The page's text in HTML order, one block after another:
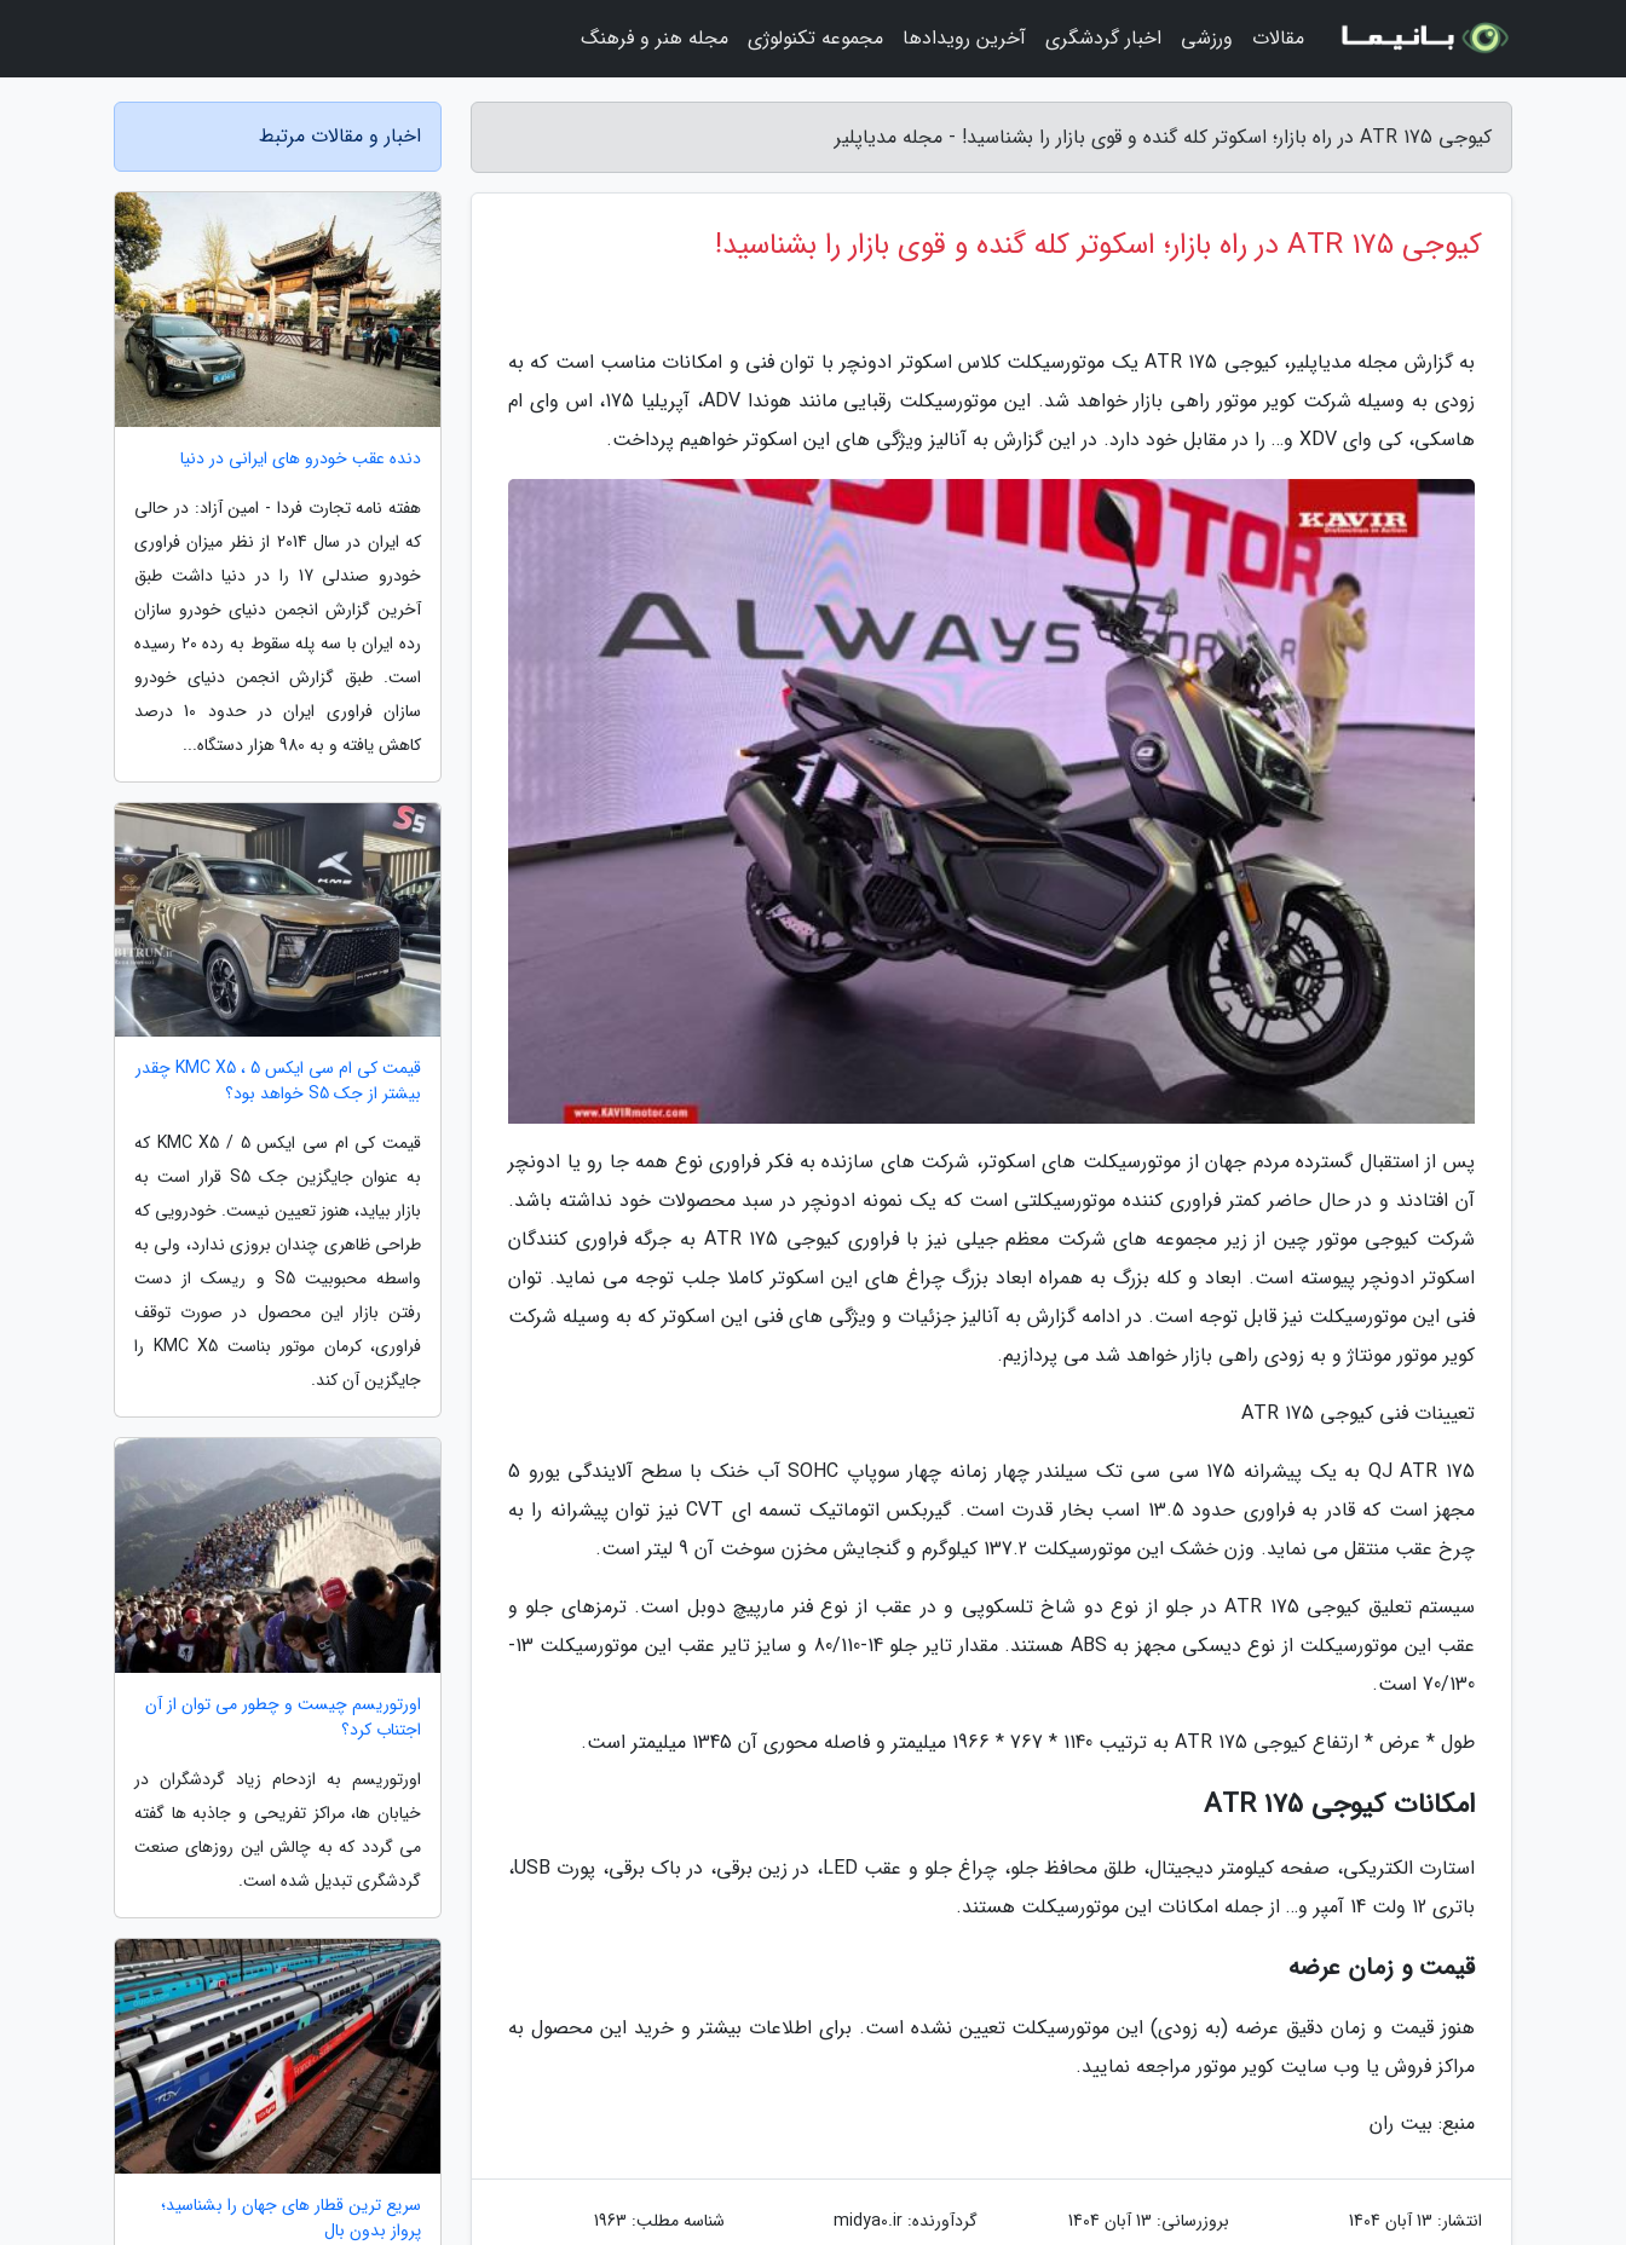
کیوجی ATR 175 در راه بازار؛ اسکوتر کله گنده و قوی بازار را بشناسید! - مجله مدیاپلیر
کیوجی ATR 175 در راه بازار؛ اسکوتر کله گنده و قوی بازار را بشناسید!
به گزارش مجله مدیاپلیر، کیوجی ATR 175 یک موتورسیکلت کلاس اسکوتر ادونچر با توان فنی و امکانات مناسب است که به
زودی به وسیله شرکت کویر موتور راهی بازار خواهد شد. این موتورسیکلت رقبایی مانند هوندا ADV، آپریلیا 175، اس وای ام
هاسکی، کی وای XDV و… را در مقابل خود دارد. در این گزارش به آنالیز ویژگی های این اسکوتر خواهیم پرداخت.
پس از استقبال گسترده مردم جهان از موتورسیکلت های اسکوتر، شرکت های سازنده به فکر فراوری نوع همه جا رو یا ادونچر
آن افتادند و در حال حاضر کمتر فراوری کننده موتورسیکلتی است که یک نمونه ادونچر در سبد محصولات خود نداشته باشد.
شرکت کیوجی موتور چین از زیر مجموعه های شرکت معظم جیلی نیز با فراوری کیوجی ATR 175 به جرگه فراوری کنندگان
اسکوتر ادونچر پیوسته است. ابعاد و کله بزرگ به همراه ابعاد بزرگ چراغ های این اسکوتر کاملا جلب توجه می نماید. توان
فنی این موتورسیکلت نیز قابل توجه است. در ادامه گزارش به آنالیز جزئیات و ویژگی های فنی این اسکوتر که به وسیله شرکت
کویر موتور مونتاژ و به زودی راهی بازار خواهد شد می پردازیم.
تعیینات فنی کیوجی ATR 175
QJ ATR 175 به یک پیشرانه 175 سی سی تک سیلندر چهار زمانه چهار سوپاپ SOHC آب خنک با سطح آلایندگی یورو 5
مجهز است که قادر به فراوری حدود 13.5 اسب بخار قدرت است. گیربکس اتوماتیک تسمه ای CVT نیز توان پیشرانه را به
چرخ عقب منتقل می نماید. وزن خشک این موتورسیکلت 137.2 کیلوگرم و گنجایش مخزن سوخت آن 9 لیتر است.
سیستم تعلیق کیوجی ATR 175 در جلو از نوع دو شاخ تلسکوپی و در عقب از نوع فنر مارپیچ دوبل است. ترمزهای جلو و
عقب این موتورسیکلت از نوع دیسکی مجهز به ABS هستند. مقدار تایر جلو 14-80/110 و سایز تایر عقب این موتورسیکلت 13-
70/130 است.
طول * عرض * ارتفاع کیوجی ATR 175 به ترتیب 1140 * 767 * 1966 میلیمتر و فاصله محوری آن 1345 میلیمتر است.
امکانات کیوجی ATR 175
استارت الکتریکی، صفحه کیلومتر دیجیتال، طلق محافظ جلو، چراغ جلو و عقب LED، در زین برقی، در باک برقی، پورت USB،
باتری 12 ولت 14 آمپر و… از جمله امکانات این موتورسیکلت هستند.
قیمت و زمان عرضه
هنوز قیمت و زمان دقیق عرضه (به زودی) این موتورسیکلت تعیین نشده است. برای اطلاعات بیشتر و خرید این محصول به
مراکز فروش یا وب سایت کویر موتور مراجعه نمایید.
منبع: بیت ران
انتشار: 13 آبان 1404 بروزرسانی: 13 آبان 1404 گردآورنده:midya0.ir شناسه مطلب: 1963
اخبار و مقالات مرتبط
دنده عقب خودرو های ایرانی در دنیا
هفته نامه تجارت فردا - امین آزاد: در حالی
که ایران در سال 2014 از نظر میزان فراوری
خودرو صندلی 17 را در دنیا داشت طبق
آخرین گزارش انجمن دنیای خودرو سازان
رده ایران با سه پله سقوط به رده 20 رسیده
است. طبق گزارش انجمن دنیای خودرو
سازان فراوری ایران در حدود 10 درصد
کاهش یافته و به 980 هزار دستگاه...
قیمت کی ام سی ایکس 5 ، KMC X5 چقدر
بیشتر از جک S5 خواهد بود؟
قیمت کی ام سی ایکس 5 / KMC X5 که
به عنوان جایگزین جک S5 قرار است به
بازار بیاید، هنوز تعیین نیست. خودرویی که
طراحی ظاهری چندان بروزی ندارد، ولی به
واسطه محبوبیت S5 و ریسک از دست
رفتن بازار این محصول در صورت توقف
فراوری، کرمان موتور بناست KMC X5 را
جایگزین آن کند.
اورتوریسم چیست و چطور می توان از آن
اجتناب کرد؟
اورتوریسم به ازدحام زیاد گردشگران در
خیابان ها، مراکز تفریحی و جاذبه ها گفته
می گردد که به چالش این روزهای صنعت
گردشگری تبدیل شده است.
سریع ترین قطار های جهان را بشناسید؛
پرواز بدون بال
مقالات ورزشی اخبار گردشگری آخرین رویدادها مجموعه تکنولوژی مجله هنر و فرهنگ